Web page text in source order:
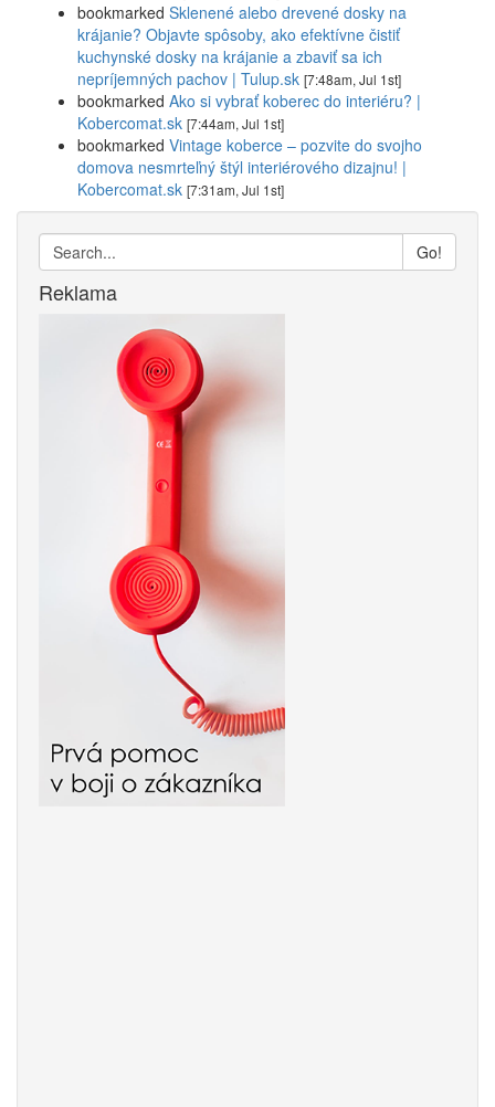
bookmarked Sklenené alebo drevené dosky na
krájanie? Objavte spôsoby, ako efektívne čistiť
kuchynské dosky na krájanie a zbaviť sa ich
nepríjemných pachov | Tulup.sk [7:48am, Jul 1st]
bookmarked Ako si vybrať koberec do interiéru? |
Kobercomat.sk [7:44am, Jul 1st]
bookmarked Vintage koberce – pozvite do svojho
domova nesmrteľný štýl interiérového dizajnu! |
Kobercomat.sk [7:31am, Jul 1st]
Go!
Reklama